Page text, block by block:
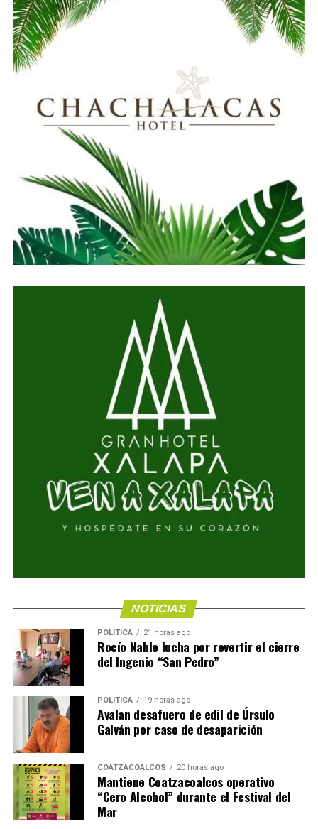
NOTICIAS
POLÍTICA 21 horas ago
Rocío Nahle lucha por revertir el cierre
del Ingenio “San Pedro”
POLÍTICA 19 horas ago
Avalan desafuero de edil de Úrsulo
Galván por caso de desaparición
COATZACOALCOS 20 horas ago
Mantiene Coatzacoalcos operativo
“Cero Alcohol” durante el Festival del
Mar